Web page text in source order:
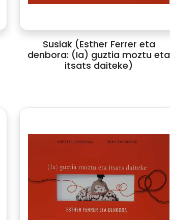
Susiak (Esther Ferrer eta
denbora: (Ia) guztia moztu eta
itsats daiteke)